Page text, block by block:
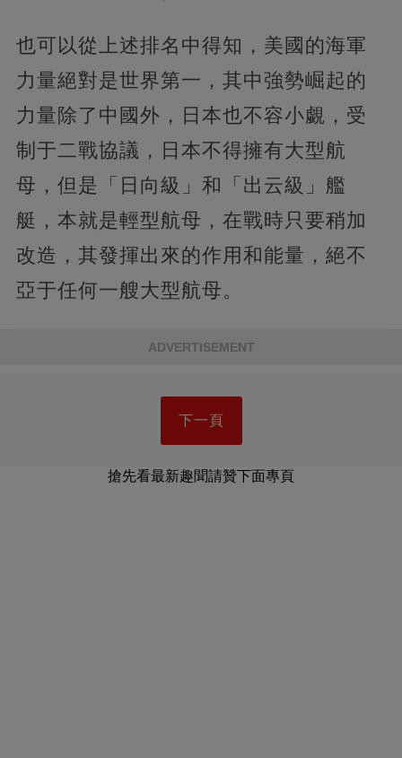
也可以從上述排名中得知，美國的海軍
力量絕對是世界第一，其中強勢崛起的
力量除了中國外，日本也不容小覷，受
制于二戰協議，日本不得擁有大型航
母，但是「日向級」和「出云級」艦
艇，本就是輕型航母，在戰時只要稍加
改造，其發揮出來的作用和能量，絕不
亞于任何一艘大型航母。
ADVERTISEMENT
下一頁
搶先看最新趣聞請贊下面專頁